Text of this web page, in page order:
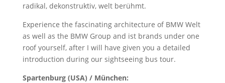
radikal, dekonstruktiv, welt berühmt.
Experience the fascinating architecture of BMW Welt
as well as the BMW Group and ist brands under one
roof yourself, after I will have given you a detailed
introduction during our sightseeing bus tour.
Spartenburg (USA) / München: